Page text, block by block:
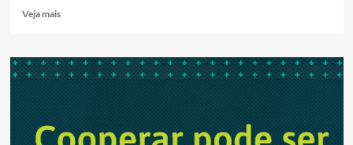
Veja maisRead
MP-
GO
por